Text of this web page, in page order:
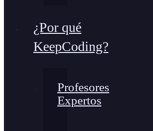
¿Por qué
KeepCoding?
Profesores
Expertos